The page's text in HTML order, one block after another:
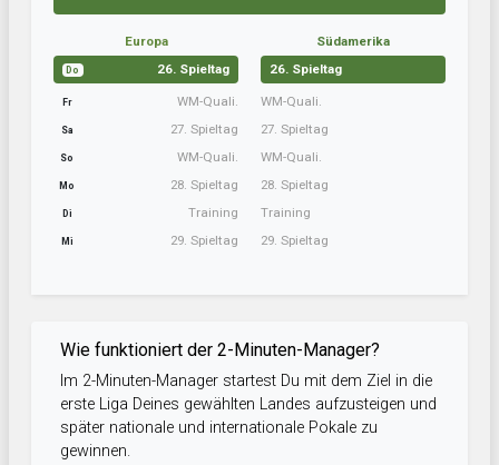
Europa
Do 26. Spieltag
Fr WM-Quali.
Sa 27. Spieltag
So WM-Quali.
Mo 28. Spieltag
Di Training
Mi 29. Spieltag
Südamerika
26. Spieltag
WM-Quali.
27. Spieltag
WM-Quali.
28. Spieltag
Training
29. Spieltag
Wie funktioniert der 2-Minuten-Manager?
Im 2-Minuten-Manager startest Du mit dem Ziel in die
erste Liga Deines gewählten Landes aufzusteigen und
später nationale und internationale Pokale zu
gewinnen.